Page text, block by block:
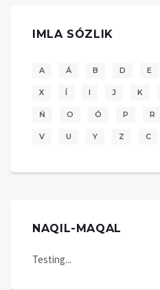
IMLA SÓZLIK
A Á B D E
X Í I J K
Ń O Ó P R
V U Y Z C
NAQIL-MAQAL
Testing...